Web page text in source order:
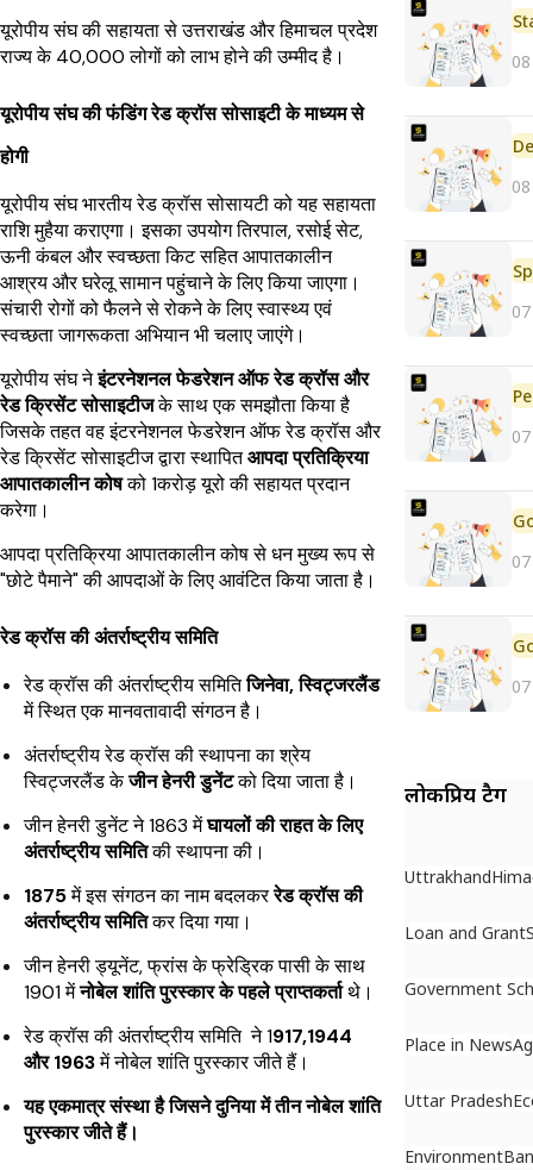
यूरोपीय संघ की सहायता से उत्तराखंड और हिमाचल प्रदेश
राज्य के 40,000 लोगों को लाभ होने की उम्मीद है।
यूरोपीय संघ की फंडिंग रेड क्रॉस सोसाइटी के माध्यम से
होगी
यूरोपीय संघ भारतीय रेड क्रॉस सोसायटी को यह सहायता
राशि मुहैया कराएगा। इसका उपयोग तिरपाल, रसोई सेट,
ऊनी कंबल और स्वच्छता किट सहित आपातकालीन
आश्रय और घरेलू सामान पहुंचाने के लिए किया जाएगा।
संचारी रोगों को फैलने से रोकने के लिए स्वास्थ्य एवं
स्वच्छता जागरूकता अभियान भी चलाए जाएंगे।
यूरोपीय संघ नेइंटरनेशनल फेडरेशन ऑफ रेड क्रॉस और
रेड क्रिसेंट सोसाइटीजके साथ एक समझौता किया है
जिसके तहत वह इंटरनेशनल फेडरेशन ऑफ रेड क्रॉस और
रेड क्रिसेंट सोसाइटीज द्वारा स्थापितआपदा प्रतिक्रिया
आपातकालीन कोषको 1करोड़ यूरो की सहायत प्रदान
करेगा।
आपदा प्रतिक्रिया आपातकालीन कोष से धन मुख्य रूप से
"छोटे पैमाने" की आपदाओं के लिए आवंटित किया जाता है।
रेड क्रॉस की अंतर्राष्ट्रीय समिति
रेड क्रॉस की अंतर्राष्ट्रीय समितिजिनेवा, स्विट्जरलैंड
में स्थित एक मानवतावादी संगठन है।
अंतर्राष्ट्रीय रेड क्रॉस की स्थापना का श्रेय
स्विट्जरलैंड केजीन हेनरी डुनेंटको दिया जाता है।
जीन हेनरी डुनेंट ने 1863 मेंघायलों की राहत के लिए
अंतर्राष्ट्रीय समितिकी स्थापना की।
1875में इस संगठन का नाम बदलकररेड क्रॉस की
अंतर्राष्ट्रीय समितिकर दिया गया।
जीन हेनरी ड्यूनेंट, फ्रांस के फ्रेड्रिक पासी के साथ
1901 मेंनोबेल शांति पुरस्कार के पहले प्राप्तकर्ताथे।
रेड क्रॉस की अंतर्राष्ट्रीय समिति ने 1917,1944
और 1963में नोबेल शांति पुरस्कार जीते हैं।
यह एकमात्र संस्था है जिसने दुनिया में तीन नोबेल शांति
पुरस्कार जीते हैं।
लोकप्रिय टैग
Uttrakhand
Loan and Grant
Government
Place in News
Uttar Pradesh
Environment